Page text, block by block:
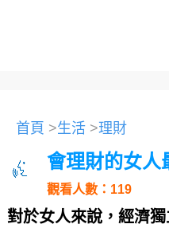
首頁 >生活 >理財
會理財的女人
觀看人數：119
對於女人來說，經濟